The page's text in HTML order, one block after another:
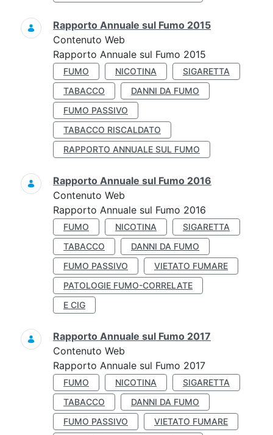
Rapporto Annuale sul Fumo 2015
Contenuto Web
Rapporto Annuale sul Fumo 2015
FUMO NICOTINA
SIGARETTA
TABACCO
DANNI DA FUMO
FUMO PASSIVO
TABACCO RISCALDATO
RAPPORTO ANNUALE SUL FUMO
Rapporto Annuale sul Fumo 2016
Contenuto Web
Rapporto Annuale sul Fumo 2016
FUMO NICOTINA
SIGARETTA
TABACCO
DANNI DA FUMO
FUMO PASSIVO
VIETATO FUMARE
PATOLOGIE FUMO-CORRELATE
E CIG
Rapporto Annuale sul Fumo 2017
Contenuto Web
Rapporto Annuale sul Fumo 2017
FUMO NICOTINA
SIGARETTA
TABACCO
DANNI DA FUMO
FUMO PASSIVO
VIETATO FUMARE